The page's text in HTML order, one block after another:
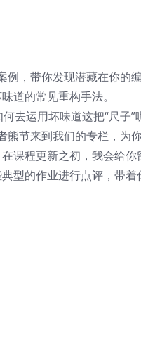
例，带你发现潜藏在你的
道的常见重构手法。
去运用坏味道这把“尺子”
熊节来到我们的专栏，为
课程更新之初，我会给你
型的作业进行点评，带着